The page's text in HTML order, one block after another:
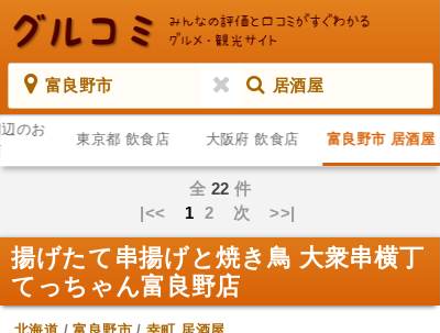
富良野市 居酒屋
のお
東京都 飲食店 大阪府 飲食店 富良野市 居酒屋
全 22 件
|<< 1 2 次 >>|
揚げたて串揚げと焼き鳥 大衆串横丁
てっちゃん富良野店